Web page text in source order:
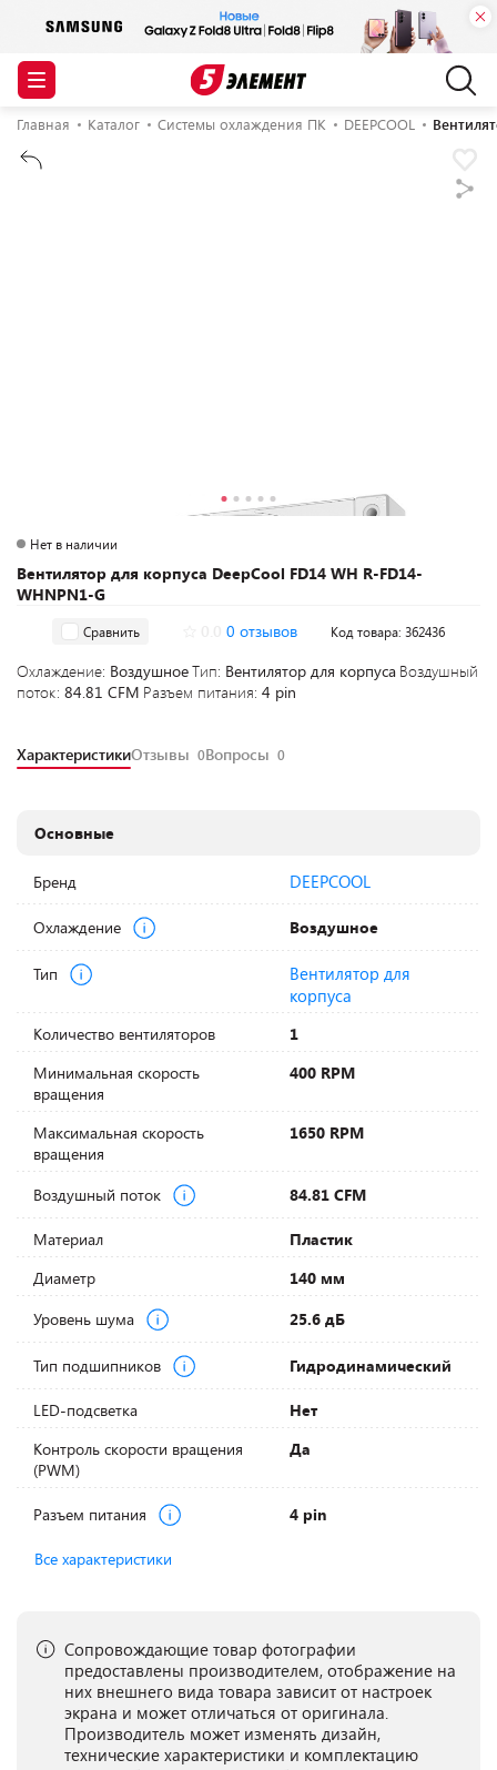
Главная Каталог Системы охлаждения ПК DEEPCOOL
Вентилятор для корпуса DeepCool FD14 WH R-FD14-
WHNPN1-G
Нет в наличии
Сравнить 0 отзывов Код товара: 362436
Охлаждение: ВоздушноеТип: Вентилятор для корпуса Воздушный
поток: 84.81 CFM Разъем питания: 4 pin
ХарактеристикиОтзывы 0Вопросы 0
Основные
Бренд DEEPCOOL
Охлаждение Воздушное
Тип
Вентилятор для
корпуса
Количество вентиляторов
1
Минимальная скорость
вращения
400 RPM
Максимальная скорость
вращения
1650 RPM
Воздушный поток 84.81 CFM
Материал
Пластик
Диаметр
140 мм
Уровень шума
25.6 дБ
Тип подшипников Гидродинамический
LED-подсветка
Нет
Контроль скорости вращения
(PWM)
Да
Разъем питания 4 pin
Все характеристики
Сопровождающие товар фотографии
предоставлены производителем, отображение на
них внешнего вида товара зависит от настроек
экрана и может отличаться от оригинала.
Производитель может изменять дизайн,
технические характеристики и комплектацию